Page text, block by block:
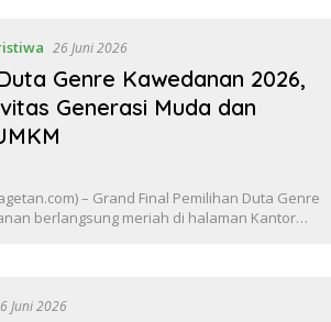
26 Juni 2026
Genre Kawedanan 2026,
Generasi Muda dan
– Grand Final Pemilihan Duta Genre
berlangsung meriah di halaman Kantor…
Juni 2026